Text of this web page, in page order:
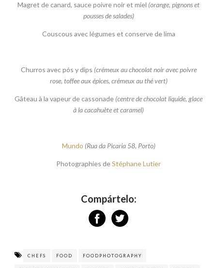
Magret de canard, sauce poivre noir et miel (orange, pignons et
pousses de salades)
Couscous avec légumes et conserve de lima
Churros avec pós y dips (crémeux au chocolat noir avec poivre
rose, toffee aux épices, crémeux au thé vert)
Gâteau à la vapeur de cassonade (centre de chocolat liquide, glace
à la cacahuète et caramel)
Mundo (Rua da Picaria 58, Porto)
Photographies deStéphane Lutier
Compártelo:
CHEFS FOOD FOODPHOTOGRAPHY